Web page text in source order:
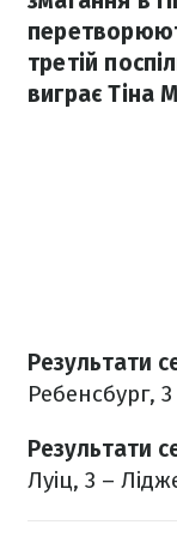
третій
виграє Тіна
Результати
Ребенсбург,
Результати
Луіц, 3 –